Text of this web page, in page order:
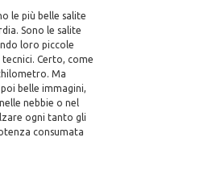
le più belle salite
Sono le salite
loro piccole
Certo, come
Ma
belle immagini,
nebbie o nel
ogni tanto gli
consumata